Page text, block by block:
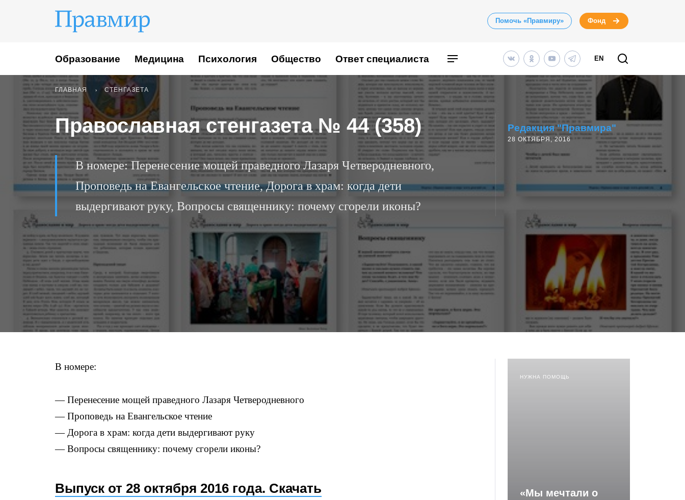
Помочь «Правмиру» Фонд
Образование Медицина Психология Общество Ответ специалиста EN
ГЛАВНАЯ СТЕНГАЗЕТА
Православная стенгазета № 44 (358)
В номере: Перенесение мощей праведного Лазаря Четверодневного,
Проповедь на Евангельское чтение, Дорога в храм: когда дети
выдергивают руку, Вопросы священнику: почему сгорели иконы?
Редакция "Правмира"
28 ОКТЯБРЯ, 2016
В номере:
— Перенесение мощей праведного Лазаря Четверодневного
— Проповедь на Евангельское чтение
— Дорога в храм: когда дети выдергивают руку
— Вопросы священнику: почему сгорели иконы?
Выпуск от 28 октября 2016 года. Скачать
НУЖНА ПОМОЩЬ
«Мы мечтали о